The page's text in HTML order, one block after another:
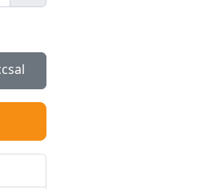
Jelszó megjelenítése